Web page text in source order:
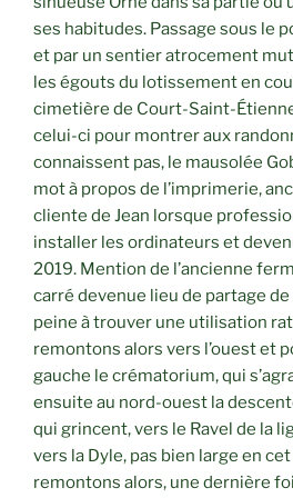
ses habitudes. Passage sous le
et par un sentier atrocement
les égouts du lotissement en
cimetière de Court-Saint-
celui-ci pour montrer aux
connaissent pas, le mausolée
mot à propos de l’imprimerie,
cliente de Jean lorsque
installer les ordinateurs et
2019. Mention de l’ancienne
carré devenue lieu de partage de
peine à trouver une utilisation
remontons alors vers l’ouest et
gauche le crématorium, qui
ensuite au nord-ouest la
qui grincent, vers le Ravel de la
vers la Dyle, pas bien large en
remontons alors, une dernière